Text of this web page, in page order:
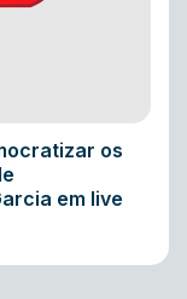
os
em live